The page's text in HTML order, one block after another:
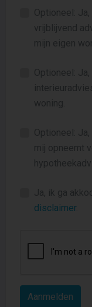
Optioneel:
vrijblijvend
mijn eigen
Optioneel:
woning.
Optioneel:
mij opneemt
Ja, ik ga
disclaimer.